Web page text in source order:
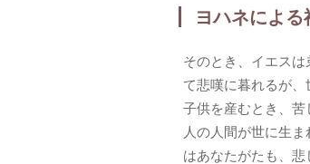
ヨハネによる
そのとき、イエスは
て悲嘆に暮れるが、
子供を産むとき、
人の人間が世に生
はあなたがたも、